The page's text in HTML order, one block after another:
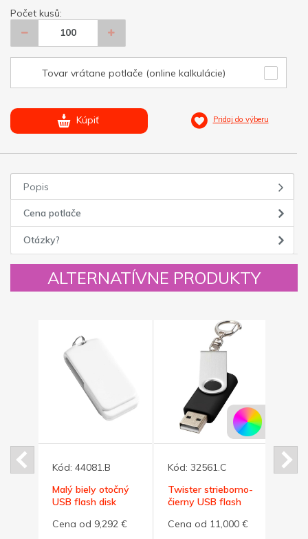
Počet kusů:
Tovar vrátane potlače (online kalkulácie)
Kúpiť Pridaj do výberu
Popis
Cena potlače
Otázky?
ALTERNATÍVNE PRODUKTY
Kód: 44081.B
Malý biely otočný
USB flash disk
Cena od 9,292 €
Kód: 32561.C
Twister strieborno-
čierny USB flash
Cena od 11,000 €
Kód: